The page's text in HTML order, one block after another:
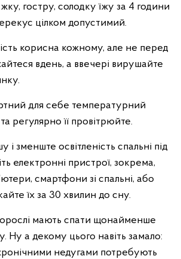
гостру, солодку їжу за 4 години
цілком допустимий.
корисна кожному, але не перед
вдень, а ввечері вирушайте
для себе температурний
регулярно її провітрюйте.
і зменште освітленість спальні під
електронні пристрої, зокрема,
смартфони зі спальні, або
їх за 30 хвилин до сну.
мають спати щонайменше
Ну а декому цього навіть замало:
недугами потребують